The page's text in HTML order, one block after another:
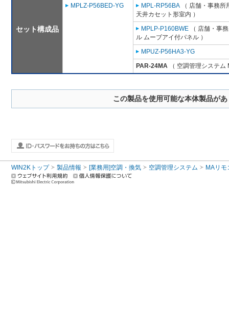
セット構成品
MPLZ-P56BED-YG
MPL-RP56BA （ 店舗・事務
天井カセット形室内 ）
MPLP-P160BWE （ 店舗・事
ル ムーブアイ付パネル ）
MPUZ-P56HA3-YG
PAR-24MA （ 空調管理システム
この製品を使用可能な本体製品が
WIN2Kトップ 製品情報 [業務用]空調・換気 空調管理システム MAリモ